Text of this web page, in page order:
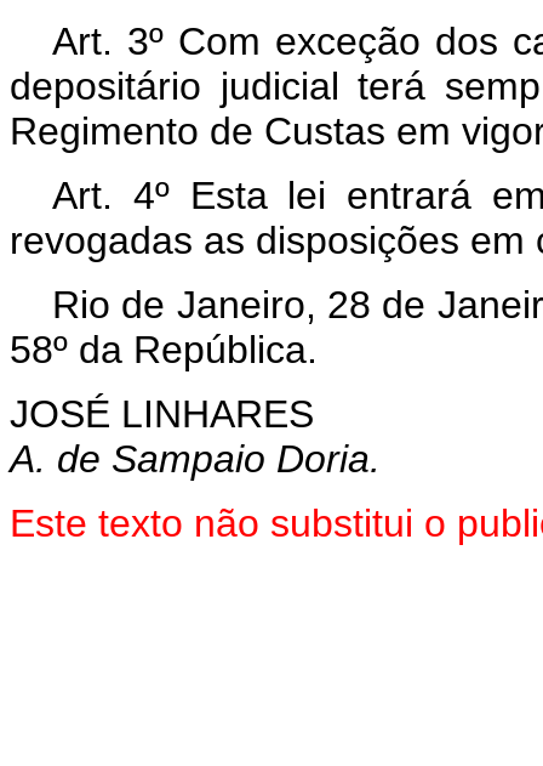
Art. 3º Com exceção dos
depositário judicial terá
Regimento de Custas em
Art. 4º Esta lei entrará
revogadas as disposições em
Rio de Janeiro, 28 de
58º da República.
JOSÉ LINHARES
A. de Sampaio Doria.
Este texto não substitui o